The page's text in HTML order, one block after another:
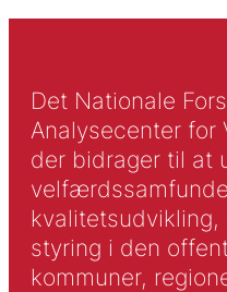
Det Nationale
Analysecenter
der bidrager til at
styring i den
kommuner,